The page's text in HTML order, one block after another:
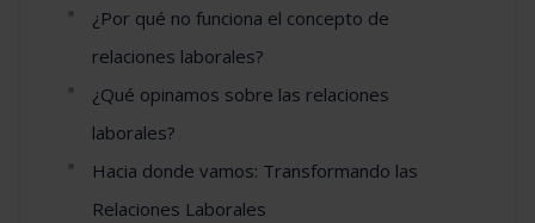
¿Por qué no funciona el concepto de
relaciones laborales?
¿Qué opinamos sobre las relaciones
laborales?
Hacia donde vamos: Transformando las
Relaciones Laborales